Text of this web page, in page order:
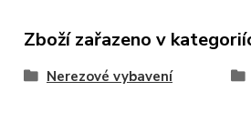
Zboží zařazeno v
Nerezové vybavení